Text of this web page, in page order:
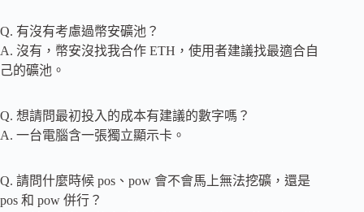
Q. 有沒有考慮過幣安礦池？
A. 沒有，幣安沒找我合作 ETH，使用者建議找最適合自
己的礦池。
Q. 想請問最初投入的成本有建議的數字嗎？
A. 一台電腦含一張獨立顯示卡。
Q. 請問什麼時候 pos、pow 會不會馬上無法挖礦，還是
pos 和 pow 併行？